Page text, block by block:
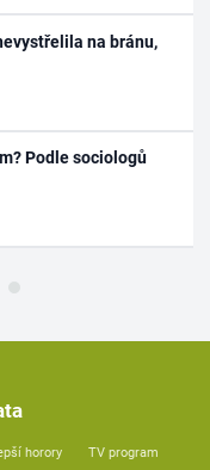
na bránu,
Podle sociologů
horory TV program